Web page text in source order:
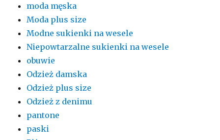
moda męska
Moda plus size
Modne sukienki na wesele
Niepowtarzalne sukienki na wesele
obuwie
Odzież damska
Odzież plus size
Odzież z denimu
pantone
paski